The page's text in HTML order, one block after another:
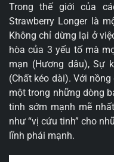
Trong thế giới của
Strawberry Longer là
Không chỉ dừng lại ở
hòa của 3 yếu tố mà
mạn (Hương dâu), Sự
(Chất kéo dài). Với
một trong những dòng
tinh sớm mạnh mẽ
như “vị cứu tinh” cho
lĩnh phái mạnh.